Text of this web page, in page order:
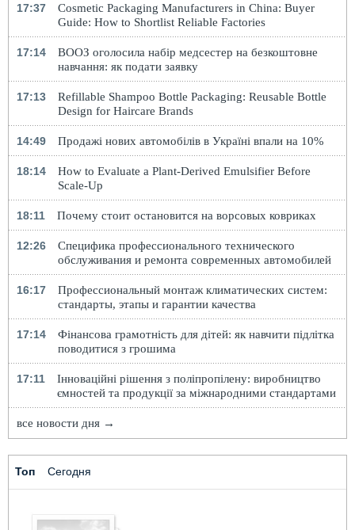
17:37
Cosmetic Packaging Manufacturers in China: Buyer
Guide: How to Shortlist Reliable Factories
17:14
ВООЗ оголосила набір медсестер на безкоштовне
навчання: як подати заявку
17:13
Refillable Shampoo Bottle Packaging: Reusable Bottle
Design for Haircare Brands
14:49 Продажі нових автомобілів в Україні впали на 10%
18:14
How to Evaluate a Plant-Derived Emulsifier Before
Scale-Up
18:11 Почему стоит остановится на ворсовых ковриках
12:26
Специфика профессионального технического
обслуживания и ремонта современных автомобилей
16:17
Профессиональный монтаж климатических систем:
стандарты, этапы и гарантии качества
17:14
Фінансова грамотність для дітей: як навчити підлітка
поводитися з грошима
17:11
Інноваційні рішення з поліпропілену: виробництво
ємностей та продукції за міжнародними стандартами
все новости дня →
Топ Сегодня